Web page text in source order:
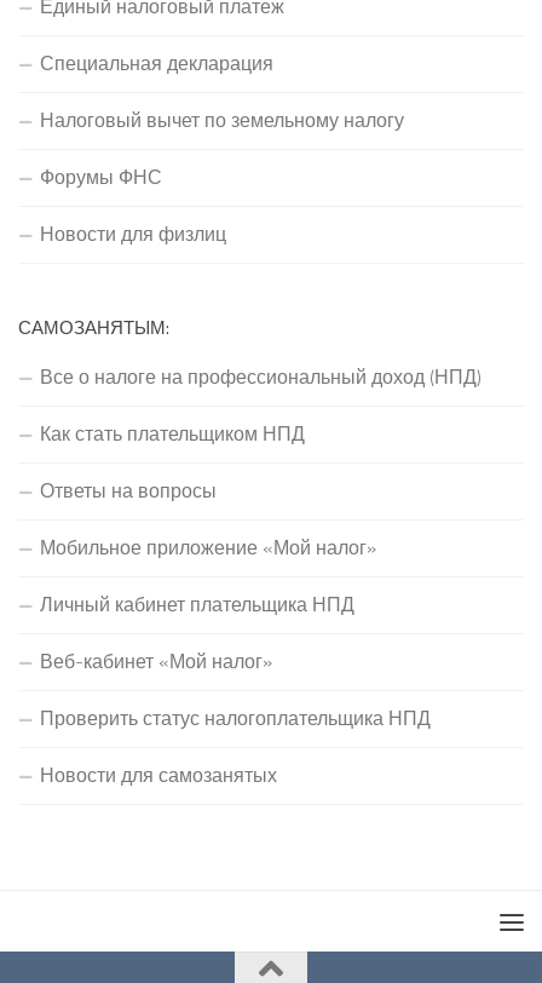
Единый налоговый платеж
Специальная декларация
Налоговый вычет по земельному налогу
Форумы ФНС
Новости для физлиц
САМОЗАНЯТЫМ:
Все о налоге на профессиональный доход (НПД)
Как стать плательщиком НПД
Ответы на вопросы
Мобильное приложение «Мой налог»
Личный кабинет плательщика НПД
Веб-кабинет «Мой налог»
Проверить статус налогоплательщика НПД
Новости для самозанятых